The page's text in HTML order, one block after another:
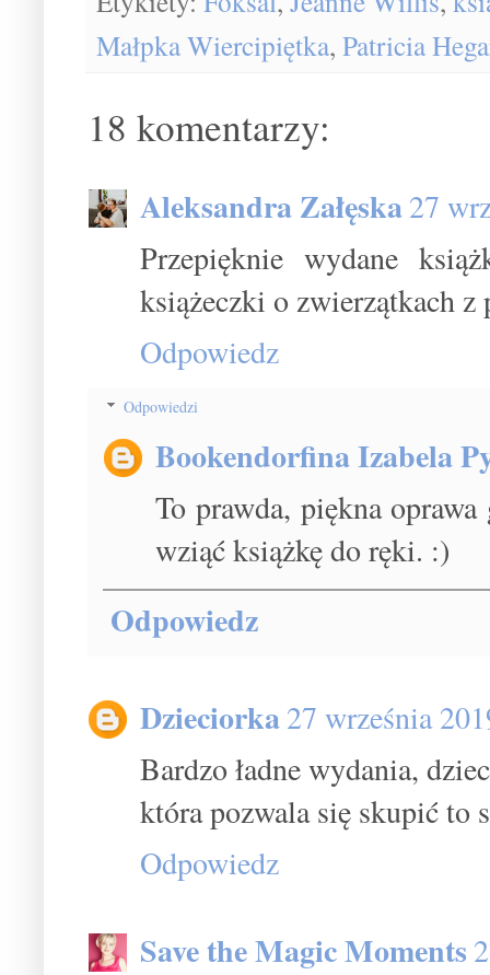
Małpka Wiercipiętka, Patricia
18 komentarzy:
Aleksandra Załęska27
Przepięknie wydane
książeczki o zwierzątkach
Odpowiedz
Odpowiedzi
Bookendorfina Izabela
To prawda, piękna
wziąć książkę do ręki. :)
Odpowiedz
Dzieciorka27 września
Bardzo ładne wydania,
która pozwala się skupić to
Odpowiedz
Save the Magic Moments